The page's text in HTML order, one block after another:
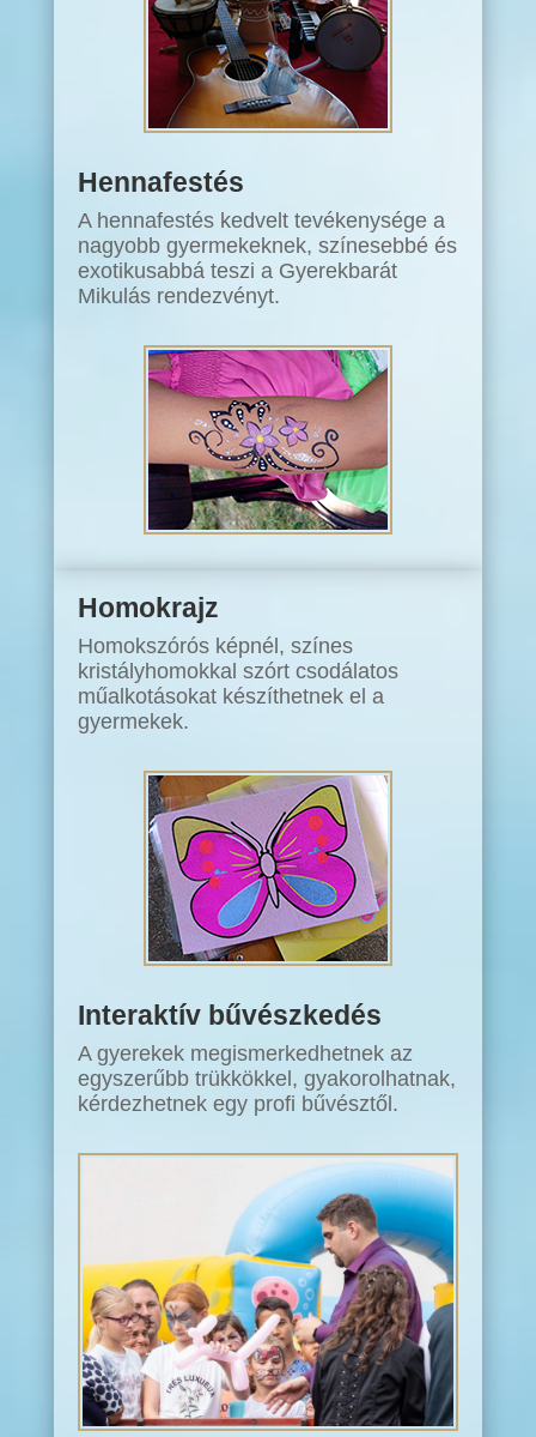
Hennafestés
A hennafestés kedvelt tevékenysége a
nagyobb gyermekeknek, színesebbé és
exotikusabbá teszi a Gyerekbarát
Mikulás rendezvényt.
Homokrajz
Homokszórós képnél, színes
kristályhomokkal szórt csodálatos
műalkotásokat készíthetnek el a
gyermekek.
Interaktív bűvészkedés
A gyerekek megismerkedhetnek az
egyszerűbb trükkökkel, gyakorolhatnak,
kérdezhetnek egy profi bűvésztől.